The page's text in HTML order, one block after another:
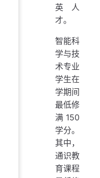
英人
才。
智能科
学与技
术专业
学生在
学期间
最低修
满 150
学分。
其中，
通识教
育课程